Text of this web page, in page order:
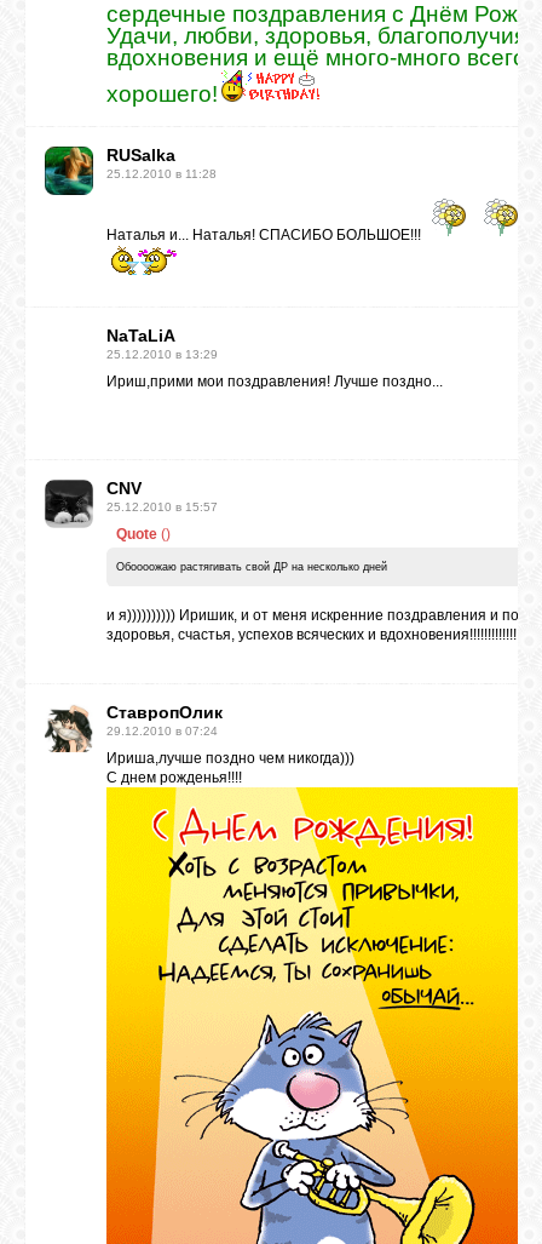
сердечные поздравления с Днём
Удачи, любви, здоровья, благополучия,
вдохновения и ещё много-много всего
хорошего!
RUSalka
25.12.2010 в 11:28
Наталья и... Наталья! СПАСИБО БОЛЬШОЕ!!!
NaTaLiA
25.12.2010 в 13:29
Ириш,прими мои поздравления! Лучше поздно...
CNV
25.12.2010 в 15:57
Quote ()
Обоооожаю растягивать свой ДР на несколько дней
и я)))))))))) Иришик, и от меня искренние поздравления и
здоровья, счастья, успехов всяческих и вдохновения!!!!!!!!!!!!!!!!!!!
СтавропОлик
29.12.2010 в 07:24
Ириша,лучше поздно чем никогда)))
С днем рожденья!!!!